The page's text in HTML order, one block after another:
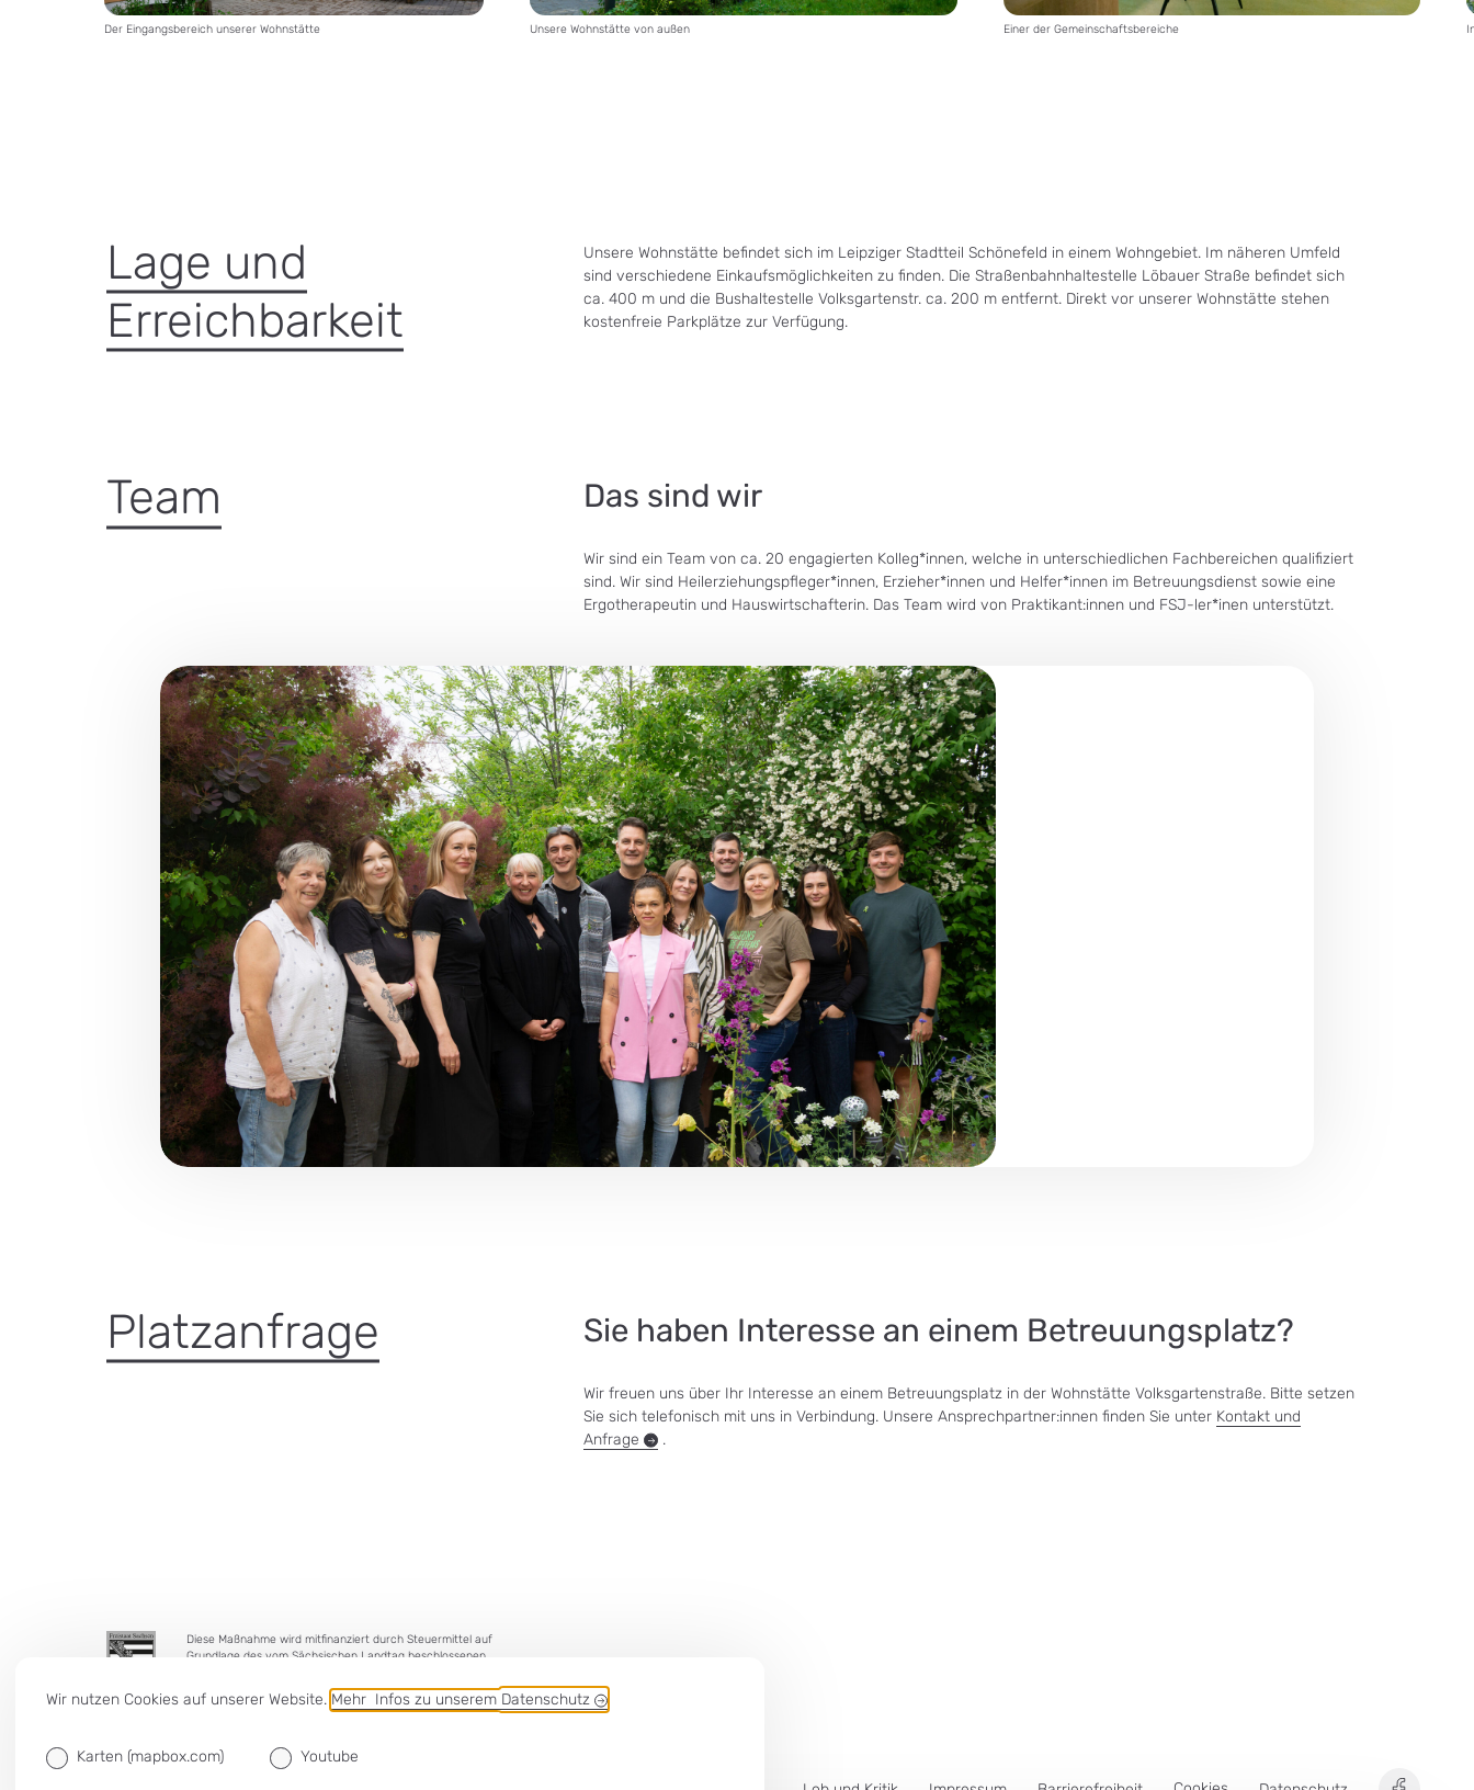
Wir nutzen Cookies auf unserer Website. Mehr Infos zu unserem Datenschutz
Karten (mapbox.com) Youtube
Der Eingangsbereich unserer Wohnstätte Unsere Wohnstätte von außen Einer der Gemeinschaftsbereiche
Lage und
Erreichbarkeit
Unsere Wohnstätte befindet sich im Leipziger Stadtteil Schönefeld in einem Wohngebiet. Im näheren Umfeld
sind verschiedene Einkaufsmöglichkeiten zu finden. Die Straßenbahnhaltestelle Löbauer Straße befindet sich
ca. 400 m und die Bushaltestelle Volksgartenstr. ca. 200 m entfernt. Direkt vor unserer Wohnstätte stehen
kostenfreie Parkplätze zur Verfügung.
Team Das sind wir
Wir sind ein Team von ca. 20 engagierten Kolleg*innen, welche in unterschiedlichen Fachbereichen qualifiziert
sind. Wir sind Heilerziehungspfleger*innen, Erzieher*innen und Helfer*innen im Betreuungsdienst sowie eine
Ergotherapeutin und Hauswirtschafterin. Das Team wird von Praktikant:innen und FSJ-ler*inen unterstützt.
Platzanfrage Sie haben Interesse an einem Betreuungsplatz?
Wir freuen uns über Ihr Interesse an einem Betreuungsplatz in der Wohnstätte Volksgartenstraße. Bitte setzen
Sie sich telefonisch mit uns in Verbindung. Unsere Ansprechpartner:innen finden Sie unter Kontakt und
Anfrage
.
Diese Maßnahme wird mitfinanziert durch Steuermittel auf
Grundlage des vom Sächsischen Landtag beschlossenen
SEB Leipzig